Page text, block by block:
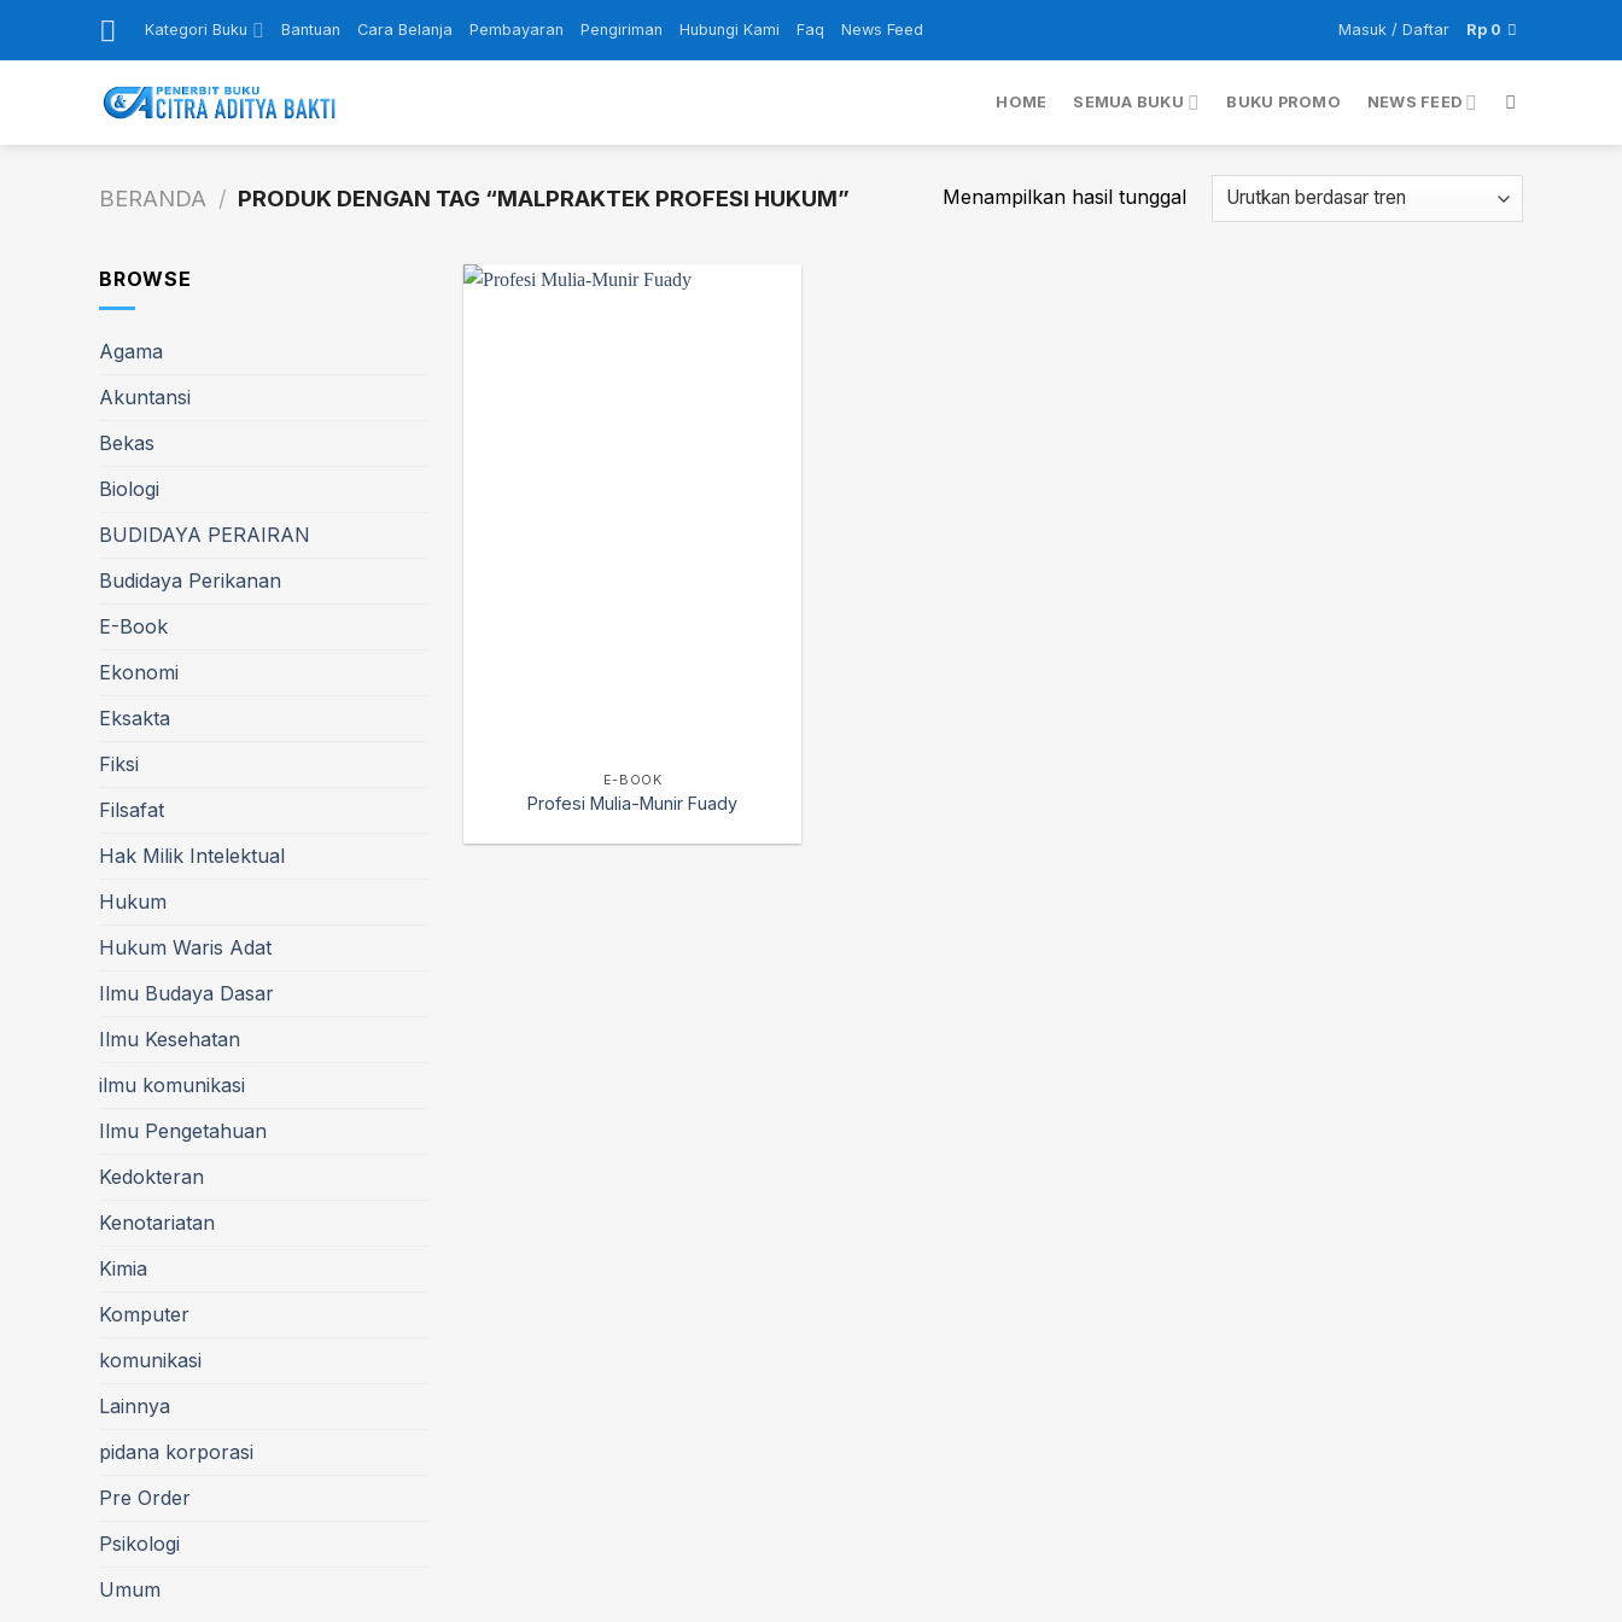
Kategori Buku Bantuan Cara Belanja Pembayaran Pengiriman Hubungi Kami Faq News Feed Masuk / Daftar Rp 0
HOME SEMUA BUKU BUKU PROMO NEWS FEED
BERANDA / PRODUK DENGAN TAG “MALPRAKTEK PROFESI HUKUM” Menampilkan hasil tunggal
BROWSE
Agama
Akuntansi
Bekas
Biologi
BUDIDAYA PERAIRAN
Budidaya Perikanan
E-Book
Ekonomi
Eksakta
Fiksi
Filsafat
Hak Milik Intelektual
Hukum
Hukum Waris Adat
Ilmu Budaya Dasar
Ilmu Kesehatan
ilmu komunikasi
Ilmu Pengetahuan
Kedokteran
Kenotariatan
Kimia
Komputer
komunikasi
Lainnya
pidana korporasi
Pre Order
Psikologi
Umum
E-BOOK
Profesi Mulia-Munir Fuady